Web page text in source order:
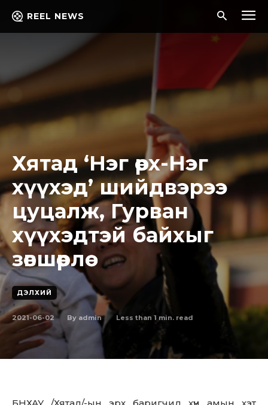
REEL NEWS
Хятад ‘Нэг өрх-Нэг
хүүхэд’ шийдвэрээ
цуцалж, Гурван
хүүхэдтэй байхыг
зөвшөөрлөө
ДЭЛХИЙ
2021-06-02 By admin Less than 1 min. read